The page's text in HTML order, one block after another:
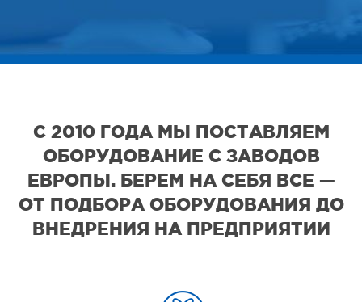
С 2010 ГОДА МЫ ПОСТАВЛЯЕМ
ОБОРУДОВАНИЕ С ЗАВОДОВ
ЕВРОПЫ. БЕРЕМ НА СЕБЯ ВСЕ —
ОТ ПОДБОРА ОБОРУДОВАНИЯ ДО
ВНЕДРЕНИЯ НА ПРЕДПРИЯТИИ